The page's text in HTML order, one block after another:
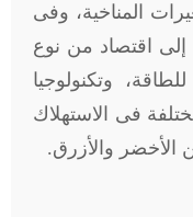
المناخية، وفى
إلى اقتصاد من نوع
وتكنولوجيا
فى الاستهلاك
الأخضر والأزرق.